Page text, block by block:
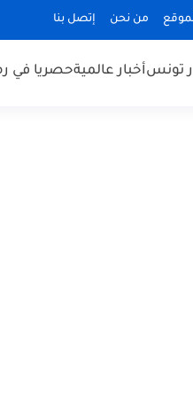
من نحن إتصل بنا
تونسأخبار عالميةحصريا في